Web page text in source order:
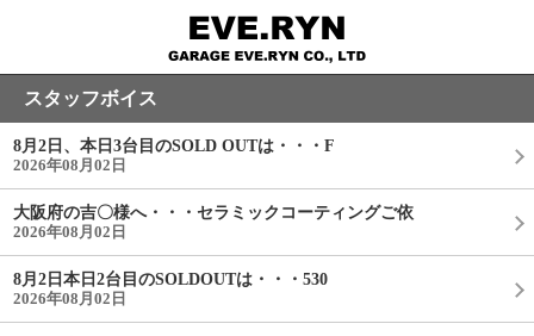
スタッフボイス
8月2日、本日3台目のSOLD OUTは・・・F
2026年08月02日
大阪府の吉〇様へ・・・セラミックコーティングご依
2026年08月02日
8月2日本日2台目のSOLDOUTは・・・530
2026年08月02日